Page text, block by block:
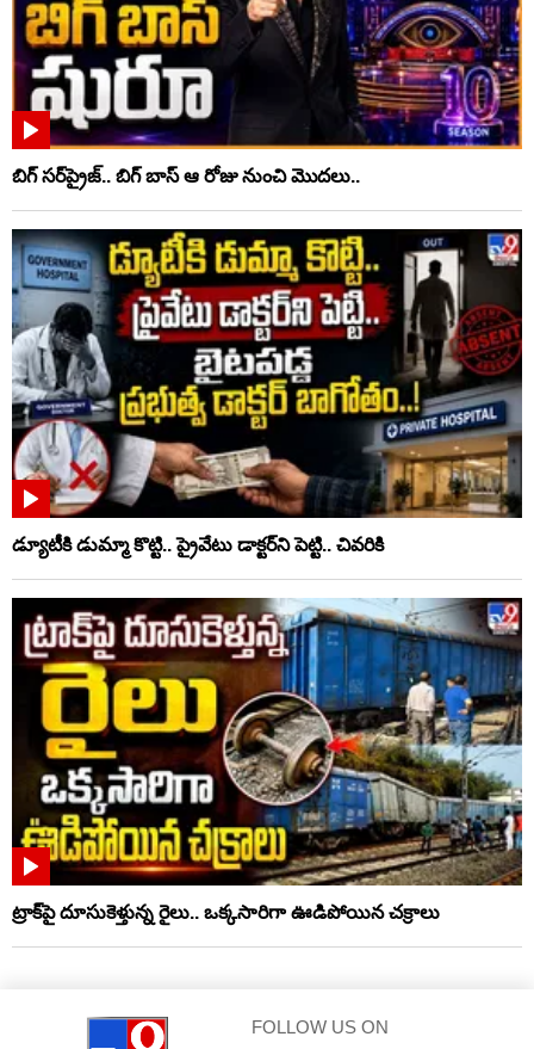
బిగ్ సర్‌ప్రైజ్‌.. బిగ్ బాస్‌ ఆ రోజు నుంచి మొదలు..
డ్యూటీకి డుమ్మా కొట్టి.. ప్రైవేటు డాక్టర్‌ని పెట్టి.. చివరికి
ట్రాక్‌పై దూసుకెళ్తున్న రైలు.. ఒక్కసారిగా ఊడిపోయిన చక్రాలు
FOLLOW US ON